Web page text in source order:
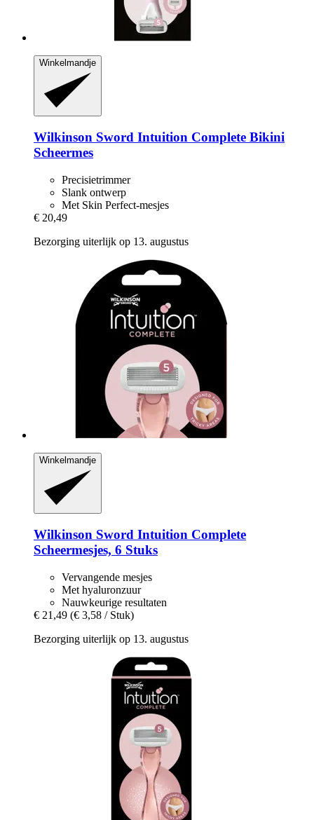
Winkelmandje
Wilkinson Sword Intuition Complete Bikini
Scheermes
Precisietrimmer
Slank ontwerp
Met Skin Perfect-mesjes
€ 20,49
Bezorging uiterlijk op 13. augustus
Winkelmandje
Wilkinson Sword Intuition Complete
Scheermesjes, 6 Stuks
Vervangende mesjes
Met hyaluronzuur
Nauwkeurige resultaten
€ 21,49 (€ 3,58 / Stuk)
Bezorging uiterlijk op 13. augustus